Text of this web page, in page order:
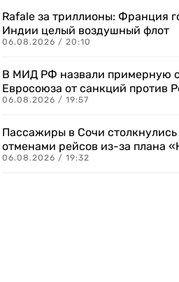
Rafale за триллионы: Франция
Индии целый воздушный флот
06.08.2026 / 20:10
В МИД РФ назвали примерную
Евросоюза от санкций против
06.08.2026 / 19:57
Пассажиры в Сочи
отменами рейсов из-за плана
06.08.2026 / 19:32